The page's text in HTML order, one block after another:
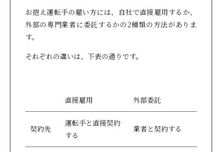
お抱え運転手の雇い方には、自社で直接雇用するか、
外部の専門業者に委託するかの2種類の方法がありま
す。
それぞれの違いは、下表の通りです。
直接雇用 外部委託
契約先
運転手と直接契約
する
業者と契約する